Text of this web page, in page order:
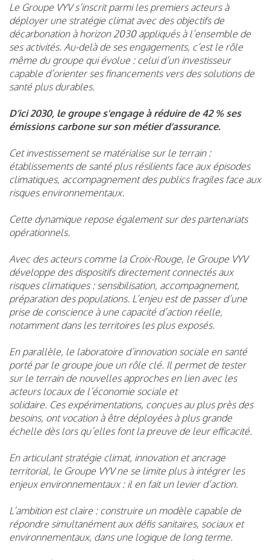
Le Groupe VYV s’inscrit parmi les premiers acteurs à
déployer une stratégie climat avec des objectifs de
décarbonation à horizon 2030 appliqués à l’ensemble de
ses activités. Au-delà de ses engagements, c’est le rôle
même du groupe qui évolue : celui d’un investisseur
capable d’orienter ses financements vers des solutions de
santé plus durables.
D’ici 2030, le groupe s’engage à réduire de 42 % ses
émissions carbone sur son métier d’assurance.
Cet investissement se matérialise sur le terrain :
établissements de santé plus résilients face aux épisodes
climatiques, accompagnement des publics fragiles face aux
risques environnementaux.
Cette dynamique repose également sur des partenariats
opérationnels.
Avec des acteurs comme la Croix-Rouge, le Groupe VYV
développe des dispositifs directement connectés aux
risques climatiques : sensibilisation, accompagnement,
préparation des populations. L’enjeu est de passer d’une
prise de conscience à une capacité d’action réelle,
notamment dans les territoires les plus exposés.
En parallèle, le laboratoire d’innovation sociale en santé
porté par le groupe joue un rôle clé. Il permet de tester
sur le terrain de nouvelles approches en lien avec les
acteurs locaux de l’économie sociale et
solidaire. Ces expérimentations, conçues au plus près des
besoins, ont vocation à être déployées à plus grande
échelle dès lors qu’elles font la preuve de leur efficacité.
En articulant stratégie climat, innovation et ancrage
territorial, le Groupe VYV ne se limite plus à intégrer les
enjeux environnementaux : il en fait un levier d’action.
L’ambition est claire : construire un modèle capable de
répondre simultanément aux défis sanitaires, sociaux et
environnementaux, dans une logique de long terme.